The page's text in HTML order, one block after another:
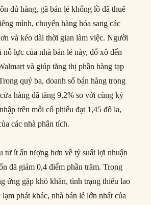
đủ hàng, gã bán lẻ khổng lồ đã thuê
mình, chuyển hàng hóa sang các
và kéo dài thời gian làm việc. Người
nỗ lực của nhà bán lẻ này, đổ xô đến
và giúp tăng thị phần hàng tạp
quý ba, doanh số bán hàng trong
hàng đã tăng 9,2% so với cùng kỳ
trên mỗi cổ phiếu đạt 1,45 đô la,
các nhà phân tích.
tư ít ấn tượng hơn về tỷ suất lợi nhuận
đã giảm 0,4 điểm phần trăm. Trong
ứng gặp khó khăn, tình trạng thiếu lao
phát khác, nhà bán lẻ lớn nhất của